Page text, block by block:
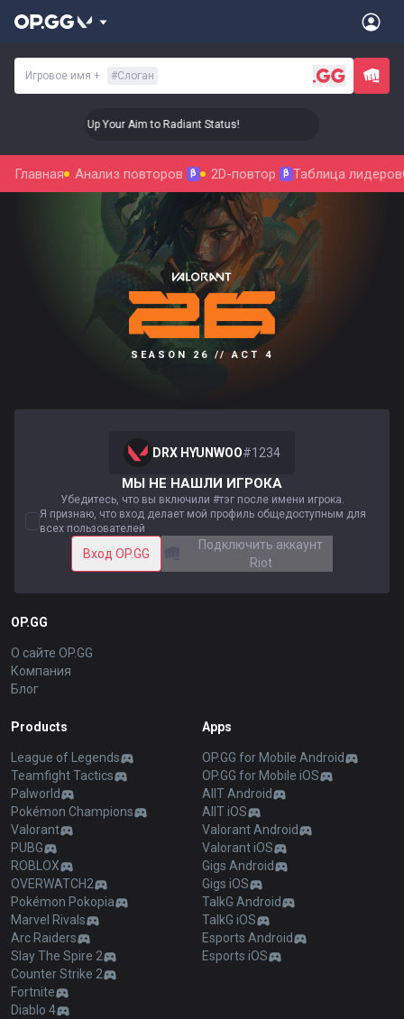
Игровое имя + #Слоган
🎯 Level Up Your Aim to Radiant Status!
Главная Анализ повторов β 2D-повтор β Таблица лидеров
SEASON 26 // ACT 4
DRX HYUNWOO#1234
МЫ НЕ НАШЛИ ИГРОКА
Убедитесь, что вы включили #тэг после имени игрока.
Я признаю, что вход делает мой профиль общедоступным для
всех пользователей
Вход OP.GG
Подключить аккаунт
Riot
OP.GG
О сайте OP.GG
Компания
Блог
Products
League of Legends
Teamfight Tactics
Palworld
Pokémon Champions
Valorant
PUBG
ROBLOX
OVERWATCH2
Pokémon Pokopia
Marvel Rivals
Arc Raiders
Slay The Spire 2
Counter Strike 2
Fortnite
Diablo 4
Apps
OP.GG for Mobile Android
OP.GG for Mobile iOS
AllT Android
AllT iOS
Valorant Android
Valorant iOS
Gigs Android
Gigs iOS
TalkG Android
TalkG iOS
Esports Android
Esports iOS